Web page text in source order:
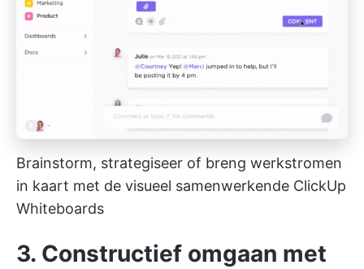
Brainstorm, strategiseer of breng werkstromen
in kaart met de visueel samenwerkende ClickUp
Whiteboards
3. Constructief omgaan met